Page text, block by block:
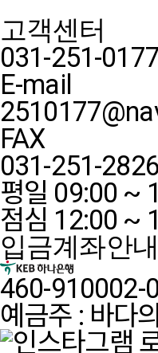
고객센터
031-251-0177
E-mail
FAX
031-251-2826
평일 09:00 ~
점심 12:00 ~
입금계좌안내
460-910002-
예금주 : 바다